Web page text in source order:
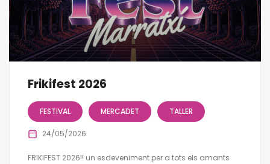
Frikifest 2026
FESTIVAL MERCADET TALLER
24/05/2026
FRIKIFEST 2026!! un esdeveniment per a tots els amants